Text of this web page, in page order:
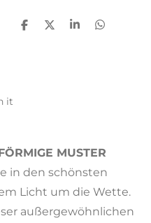
T
T
T
T
it
MUSTER
in den schönsten
Licht um die Wette.
außergewöhnlichen